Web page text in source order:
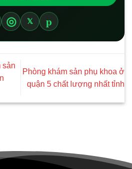
◎ 𝕏 p
sản
Phòng khám sản phụ khoa ở
quận 5 chất lượng nhất tỉnh